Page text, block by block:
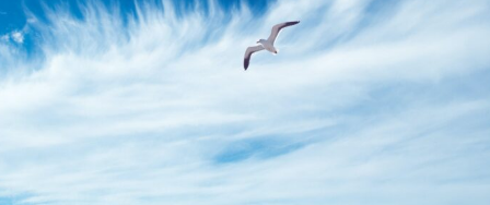
相手が話すタイプ
相手が話さないタイプ
盲点
盛り上がる
特殊能力
無意識にしゃべらせる技術
会話迷子
会話結論法
おもしろ緩急話法
コツ
チェック
スキル
サービスエリア確認法